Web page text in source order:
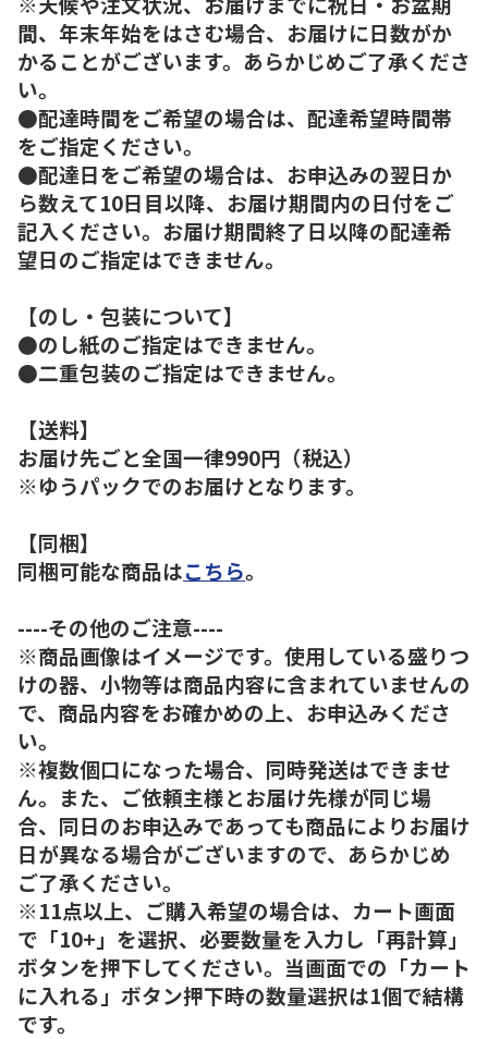
間、年末年始をはさむ場合、お届けに日数がか
かることがございます。あらかじめご了承くださ
い。
●配達時間をご希望の場合は、配達希望時間帯
をご指定ください。
●配達日をご希望の場合は、お申込みの翌日か
ら数えて10日目以降、お届け期間内の日付をご
記入ください。お届け期間終了日以降の配達希
望日のご指定はできません。
【のし・包装について】
●のし紙のご指定はできません。
●二重包装のご指定はできません。
【送料】
お届け先ごと全国一律990円（税込）
※ゆうパックでのお届けとなります。
【同梱】
同梱可能な商品はこちら。
----その他のご注意----
※商品画像はイメージです。使用している盛りつ
けの器、小物等は商品内容に含まれていませんの
で、商品内容をお確かめの上、お申込みくださ
い。
※複数個口になった場合、同時発送はできませ
ん。また、ご依頼主様とお届け先様が同じ場
合、同日のお申込みであっても商品によりお届け
日が異なる場合がございますので、あらかじめ
ご了承ください。
※11点以上、ご購入希望の場合は、カート画面
で「10+」を選択、必要数量を入力し「再計算」
ボタンを押下してください。当画面での「カート
に入れる」ボタン押下時の数量選択は1個で結構
です。